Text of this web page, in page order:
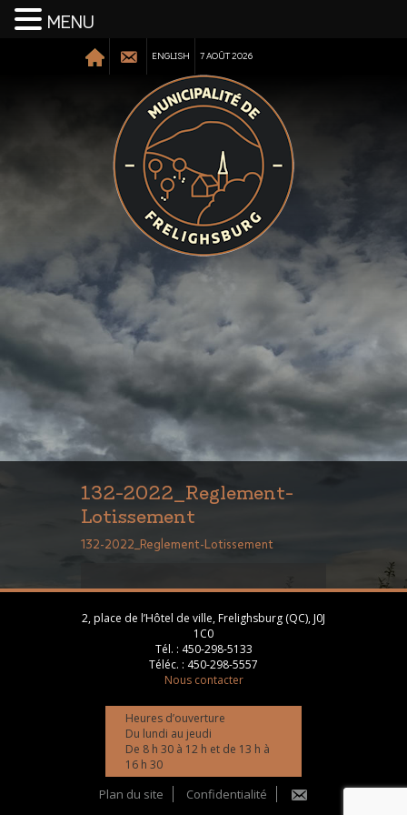
ENGLISH 7 AOÛT 2026
132-2022_Reglement-
Lotissement
132-2022_Reglement-Lotissement
2, place de l’Hôtel de ville, Frelighsburg (QC), J0J
1C0
Tél. : 450-298-5133
Téléc. : 450-298-5557
Nous contacter
Heures d’ouverture
Du lundi au jeudi
De 8 h 30 à 12 h et de 13 h à
16 h 30
Plan du site
Confidentialité
MENU